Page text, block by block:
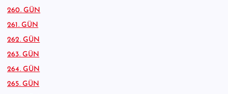
260. GÜN
261. GÜN
262. GÜN
263. GÜN
264. GÜN
265. GÜN